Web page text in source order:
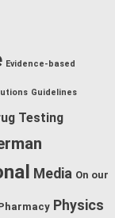
Evidence-based
Guidelines
Testing
Media On our
Physics